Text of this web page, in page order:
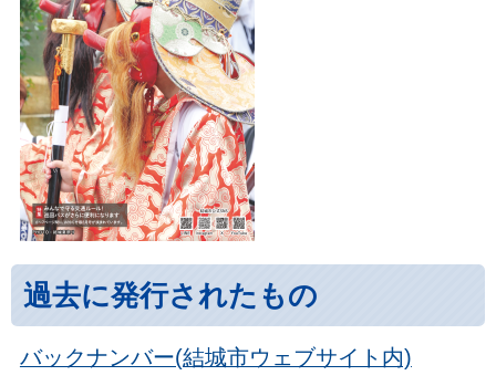
過去に発行されたもの
バックナンバー(結城市ウェブサイト内)